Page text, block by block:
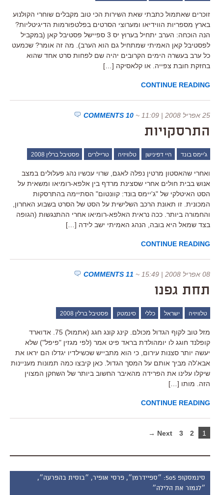
זוכרים שאתמול כתבתי שאת השירות הכי טוב מקבלים שוחרי הקולנוע
בארץ מספריות הווידיאו ומערוצי הסרטים בפלטפורמות הדיגיטליות?
הנה הוכחה: הערב יתחיל בערוץ יס 3 ספיישל פסטיבל קאן (במקביל
לפסטיבל קאן האמיתי שמתחיל גם הוא הערב). מה זה אומר? שכמעט
כל ערב בעשרה הימים הקרובים יהיה שם לפחות סרט אחד שהוא
בחזקת חובת צפייה. או קלאסיקה […]
CONTINUE READING
25 אפריל 2008 | 11:09 ~
10 COMMENTS
התרסקויות
ג'יימס בונד היי דפינישן טלוויזיה טריילרים פסטיבל ברלין 2008
ואחרי שהאסטון מרטין נפלה לאגם, שרוי עכשיו נהג פעלולים במצב
אנוש בבית חולים אחרי שסצינת מרדף בין אלפא-רומיאו ומשאית על
הסט האיטלקי של "ג'יימס בונד: קוונטום" הסתיימה בהתרסקות
המכונית. זו תאונת הרכב השלישית על הסט של הסרט בשבוע האחרון,
והחמורה ביותר. ככה נראית האלפא-רומיאו אחרי ההתנגשות (הגופה
בצד שמאל היא בובה, הנהג האמיתי ישב לידה […]
CONTINUE READING
08 אפריל 2008 | 15:49 ~
11 COMMENTS
תחת גפנו
טלוויזיה ישראל כללי סינמטק פסטיבל ברלין 2008
מזל טוב לקוף הגדול מכולם. קינג קונג חגג (אתמול) 75. אדוארד
קופלנד חוגג לו יומהולדת בראד פיט אמר (לפי מגזין "פיפל") שלא
יעשה יותר סצנות עירום, כי הוא מתבייש שכשילדיו יגדלו הם יראו את
אבא'לה מביך אותם על המסך הגדול. כאן קיבצו כמה תמונות מעניינות
שיקלו עלינו את הפרידה מהאיבר החשוב ביותר של השחקן המצוין
הזה. מותו […]
CONTINUE READING
1
2
3
Next →
סינמסקופ 505: ״ספיידרמן״, פרסי אופיר, ״בוסית בהפרעה״,
״לגמור את הלילה״